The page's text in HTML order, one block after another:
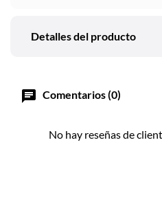
Detalles del producto
chat Comentarios (0)
No hay reseñas de